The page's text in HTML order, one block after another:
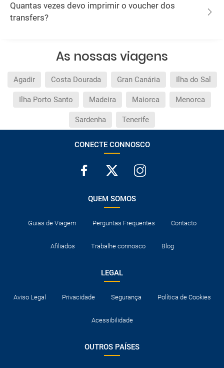
Quantas vezes devo imprimir o voucher dos
transfers?
As nossas viagens
Agadir Costa Dourada Gran Canária Ilha do Sal
Ilha Porto Santo Madeira Maiorca Menorca
Sardenha Tenerife
CONECTE CONNOSCO
QUEM SOMOS
Guias de Viagem Perguntas Frequentes Contacto
Afiliados Trabalhe connosco Blog
LEGAL
Aviso Legal Privacidade Segurança Política de Cookies
Acessibilidade
OUTROS PAÍSES